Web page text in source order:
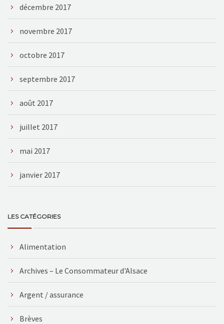
décembre 2017
novembre 2017
octobre 2017
septembre 2017
août 2017
juillet 2017
mai 2017
janvier 2017
LES CATÉGORIES
Alimentation
Archives – Le Consommateur d'Alsace
Argent / assurance
Brèves